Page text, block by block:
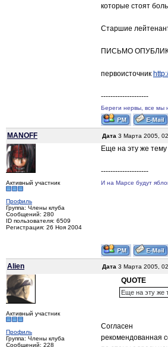
которые стоят
Старшие
ПИСЬМО
первоисточник
--------------------
Береги нервы, все мы
MANOFF
Дата 3 Марта 2005,
Активный участник
Профиль
Группа: Члены клуба
Сообщений: 280
ID пользователя: 6509
Регистрация: 26 Ноя 2004
Еще на эту же тему
--------------------
И на Марсе будут
Alien
Дата 3 Марта 2005,
Активный участник
Профиль
Группа: Члены клуба
Сообщений: 228
QUOTE
Еще на эту же
Согласен
рекомендованная